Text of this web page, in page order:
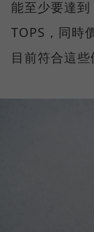
能至少要達
TOPS，同時
目前符合這些